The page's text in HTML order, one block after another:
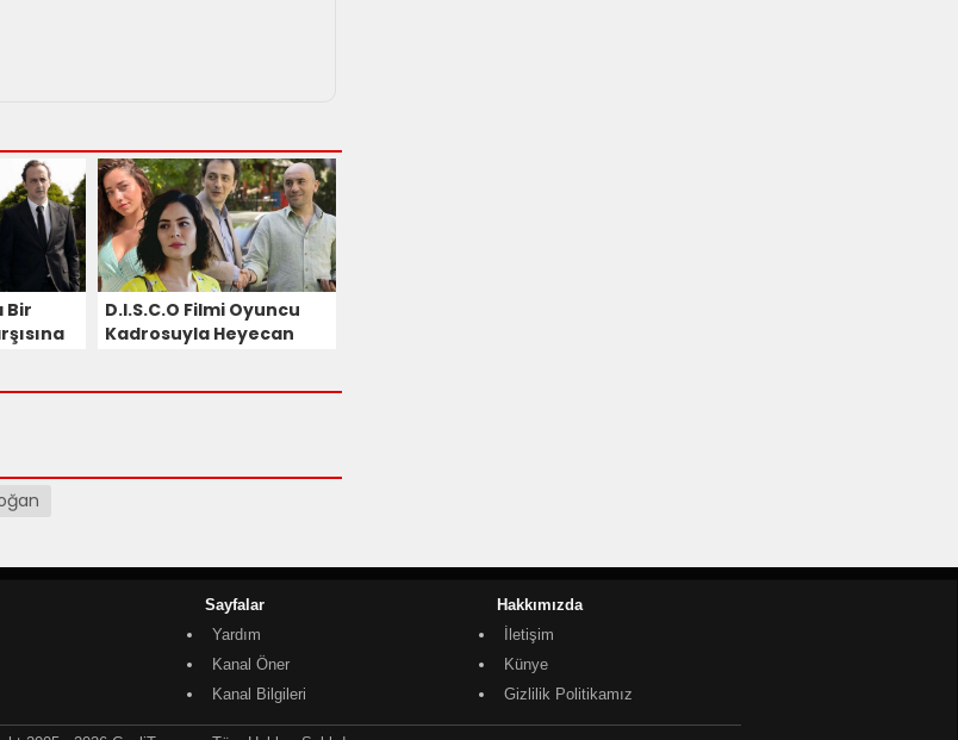
Bir
D.I.S.C.O Filmi Oyuncu
Kadrosuyla Heyecan
Sayfalar
Yardım
Kanal Öner
Kanal Bilgileri
Hakkımızda
İletişim
Künye
Gizlilik Politikamız